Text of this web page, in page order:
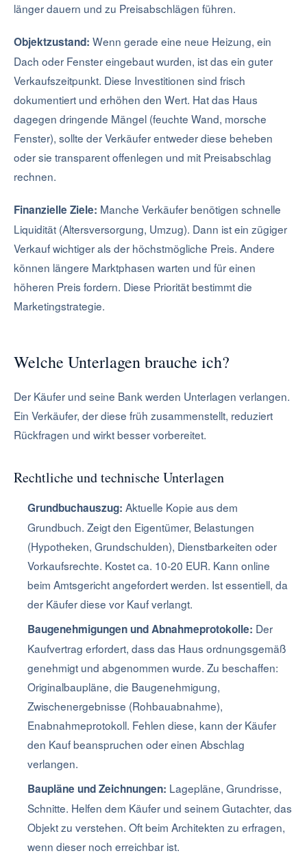
länger dauern und zu Preisabschlägen führen.
Objektzustand: Wenn gerade eine neue Heizung, ein
Dach oder Fenster eingebaut wurden, ist das ein guter
Verkaufszeitpunkt. Diese Investitionen sind frisch
dokumentiert und erhöhen den Wert. Hat das Haus
dagegen dringende Mängel (feuchte Wand, morsche
Fenster), sollte der Verkäufer entweder diese beheben
oder sie transparent offenlegen und mit Preisabschlag
rechnen.
Finanzielle Ziele: Manche Verkäufer benötigen schnelle
Liquidität (Altersversorgung, Umzug). Dann ist ein zügiger
Verkauf wichtiger als der höchstmögliche Preis. Andere
können längere Marktphasen warten und für einen
höheren Preis fordern. Diese Priorität bestimmt die
Marketingstrategie.
Welche Unterlagen brauche ich?
Der Käufer und seine Bank werden Unterlagen verlangen.
Ein Verkäufer, der diese früh zusammenstellt, reduziert
Rückfragen und wirkt besser vorbereitet.
Rechtliche und technische Unterlagen
Grundbuchauszug: Aktuelle Kopie aus dem
Grundbuch. Zeigt den Eigentümer, Belastungen
(Hypotheken, Grundschulden), Dienstbarkeiten oder
Vorkaufsrechte. Kostet ca. 10-20 EUR. Kann online
beim Amtsgericht angefordert werden. Ist essentiell, da
der Käufer diese vor Kauf verlangt.
Baugenehmigungen und Abnahmeprotokolle: Der
Kaufvertrag erfordert, dass das Haus ordnungsgemäß
genehmigt und abgenommen wurde. Zu beschaffen:
Originalbaupläne, die Baugenehmigung,
Zwischenergebnisse (Rohbauabnahme),
Enabnahmeprotokoll. Fehlen diese, kann der Käufer
den Kauf beanspruchen oder einen Abschlag
verlangen.
Baupläne und Zeichnungen: Lagepläne, Grundrisse,
Schnitte. Helfen dem Käufer und seinem Gutachter, das
Objekt zu verstehen. Oft beim Architekten zu erfragen,
wenn dieser noch erreichbar ist.